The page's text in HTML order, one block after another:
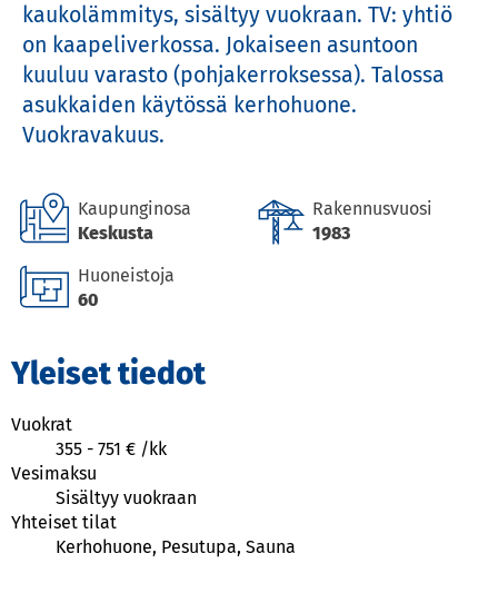
kaukolämmitys, sisältyy vuokraan. TV: yhtiö
on kaapeliverkossa. Jokaiseen asuntoon
kuuluu varasto (pohjakerroksessa). Talossa
asukkaiden käytössä kerhohuone.
Vuokravakuus.
Kaupunginosa
Keskusta
Rakennusvuosi
1983
Huoneistoja
60
Yleiset tiedot
Vuokrat
355 - 751 € / kk
Vesimaksu
Sisältyy vuokraan
Yhteiset tilat
Kerhohuone, Pesutupa, Sauna